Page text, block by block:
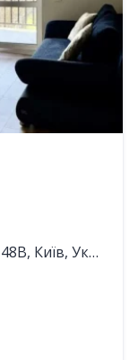
Академика Заболотного ул., 148В, Київ, Україна